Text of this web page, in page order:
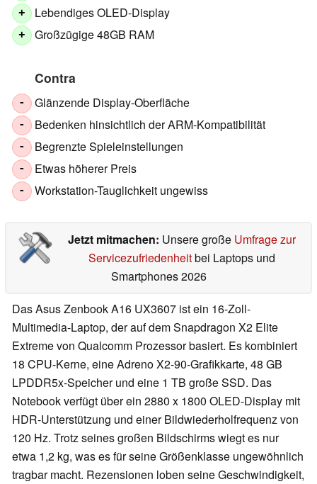
+ Lebendiges OLED-Display
+ Großzügige 48GB RAM
Contra
- Glänzende Display-Oberfläche
- Bedenken hinsichtlich der ARM-Kompatibilität
- Begrenzte Spieleinstellungen
- Etwas höherer Preis
- Workstation-Tauglichkeit ungewiss
Jetzt mitmachen: Unsere große Umfrage zur
Servicezufriedenheitbei Laptops und
Smartphones 2026
Das Asus Zenbook A16 UX3607 ist ein 16-Zoll-
Multimedia-Laptop, der auf dem Snapdragon X2 Elite
Extreme von Qualcomm Prozessor basiert. Es kombiniert
18 CPU-Kerne, eine Adreno X2-90-Grafikkarte, 48 GB
LPDDR5x-Speicher und eine 1 TB große SSD. Das
Notebook verfügt über ein 2880 x 1800 OLED-Display mit
HDR-Unterstützung und einer Bildwiederholfrequenz von
120 Hz. Trotz seines großen Bildschirms wiegt es nur
etwa 1,2 kg, was es für seine Größenklasse ungewöhnlich
tragbar macht. Rezensionen loben seine Geschwindigkeit,